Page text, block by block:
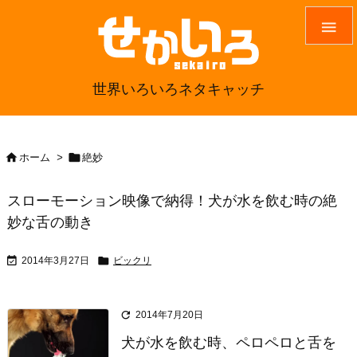
世界いろいろネタキャッチ

ホーム > 絶妙
スローモーション映像で納得！犬が水を飲む時の絶
妙な舌の動き
 2014年3月27日  ビックリ
 2014年7月20日
犬が水を飲む時、ペロペロと舌を